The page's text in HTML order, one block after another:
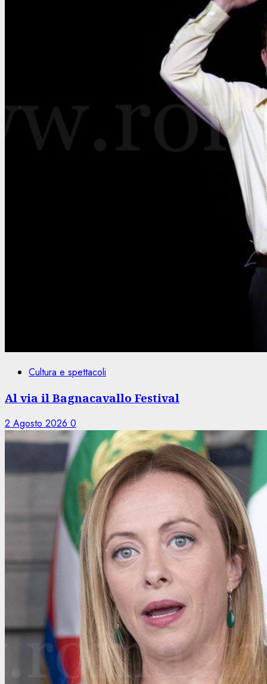
Cultura e spettacoli
Al via il Bagnacavallo Festival
2 Agosto 2026 0